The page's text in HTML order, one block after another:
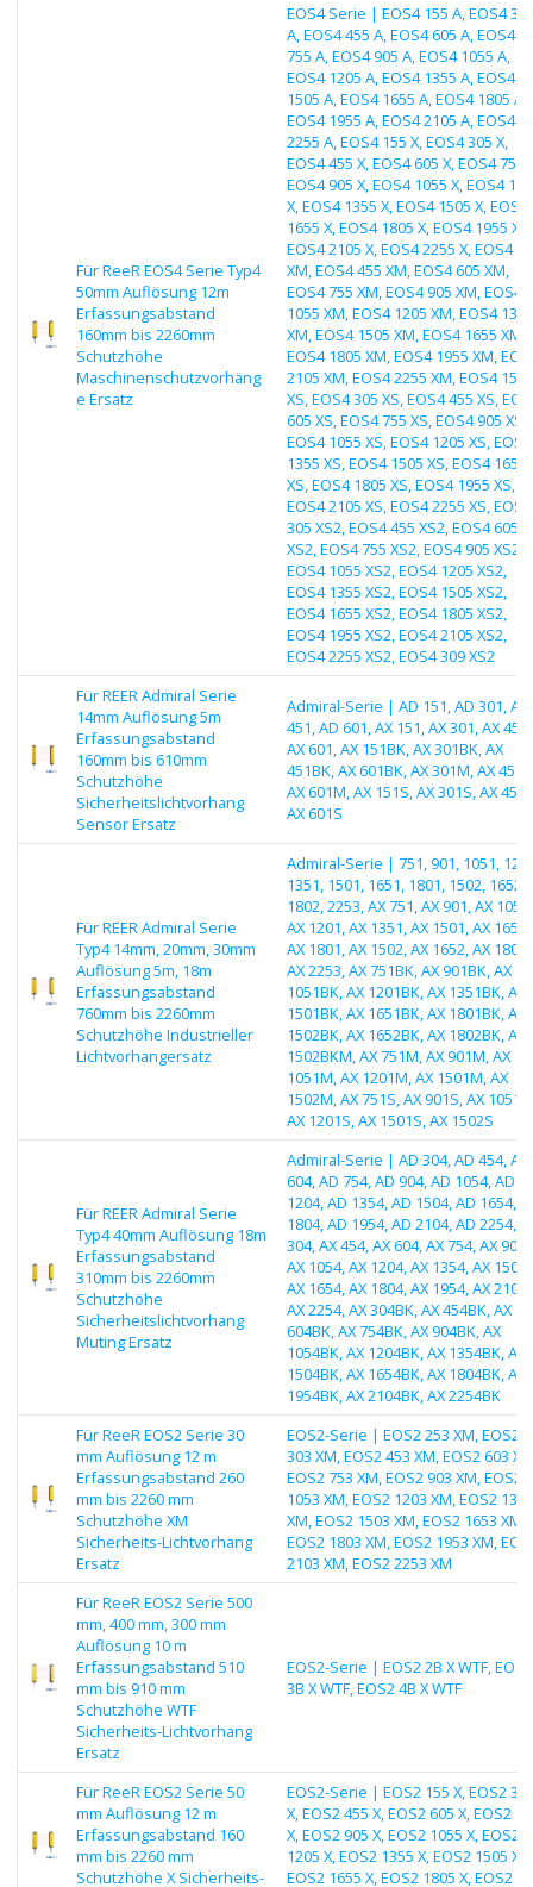
Für ReeR EOS4 Serie Typ4
50mm Auflösung 12m
Erfassungsabstand
160mm bis 2260mm
Schutzhöhe
Maschinenschutzvorhäng
e Ersatz
EOS4 Serie | EOS4 155 A, EOS4
A, EOS4 455 A, EOS4 605 A, EOS4
755 A, EOS4 905 A, EOS4 1055 A,
EOS4 1205 A, EOS4 1355 A, EOS4
1505 A, EOS4 1655 A, EOS4 1805 A,
EOS4 1955 A, EOS4 2105 A, EOS4
2255 A, EOS4 155 X, EOS4 305 X,
EOS4 455 X, EOS4 605 X, EOS4 755
EOS4 905 X, EOS4 1055 X, EOS4
X, EOS4 1355 X, EOS4 1505 X, EOS4
1655 X, EOS4 1805 X, EOS4 1955 X,
EOS4 2105 X, EOS4 2255 X, EOS4
XM, EOS4 455 XM, EOS4 605 XM,
EOS4 755 XM, EOS4 905 XM, EOS4
1055 XM, EOS4 1205 XM, EOS4 1355
XM, EOS4 1505 XM, EOS4 1655 XM,
EOS4 1805 XM, EOS4 1955 XM,
2105 XM, EOS4 2255 XM, EOS4 155
XS, EOS4 305 XS, EOS4 455 XS,
605 XS, EOS4 755 XS, EOS4 905 XS,
EOS4 1055 XS, EOS4 1205 XS, EOS4
1355 XS, EOS4 1505 XS, EOS4 1655
XS, EOS4 1805 XS, EOS4 1955 XS,
EOS4 2105 XS, EOS4 2255 XS, EOS4
305 XS2, EOS4 455 XS2, EOS4 605
XS2, EOS4 755 XS2, EOS4 905 XS2,
EOS4 1055 XS2, EOS4 1205 XS2,
EOS4 1355 XS2, EOS4 1505 XS2,
EOS4 1655 XS2, EOS4 1805 XS2,
EOS4 1955 XS2, EOS4 2105 XS2,
EOS4 2255 XS2, EOS4 309 XS2
Für REER Admiral Serie
14mm Auflösung 5m
Erfassungsabstand
160mm bis 610mm
Schutzhöhe
Sicherheitslichtvorhang
Sensor Ersatz
Admiral-Serie | AD 151, AD 301, AD
451, AD 601, AX 151, AX 301, AX 451,
AX 601, AX 151BK, AX 301BK, AX
451BK, AX 601BK, AX 301M, AX
AX 601M, AX 151S, AX 301S, AX
AX 601S
Für REER Admiral Serie
Typ4 14mm, 20mm, 30mm
Auflösung 5m, 18m
Erfassungsabstand
760mm bis 2260mm
Schutzhöhe Industrieller
Lichtvorhangersatz
Admiral-Serie | 751, 901, 1051,
1351, 1501, 1651, 1801, 1502, 1652,
1802, 2253, AX 751, AX 901, AX 1051,
AX 1201, AX 1351, AX 1501, AX 1651,
AX 1801, AX 1502, AX 1652, AX 1802,
AX 2253, AX 751BK, AX 901BK, AX
1051BK, AX 1201BK, AX 1351BK, AX
1501BK, AX 1651BK, AX 1801BK, AX
1502BK, AX 1652BK, AX 1802BK, AX
1502BKM, AX 751M, AX 901M, AX
1051M, AX 1201M, AX 1501M, AX
1502M, AX 751S, AX 901S, AX 1051S,
AX 1201S, AX 1501S, AX 1502S
Für REER Admiral Serie
Typ4 40mm Auflösung 18m
Erfassungsabstand
310mm bis 2260mm
Schutzhöhe
Sicherheitslichtvorhang
Muting Ersatz
Admiral-Serie | AD 304, AD 454, AD
604, AD 754, AD 904, AD 1054, AD
1204, AD 1354, AD 1504, AD 1654,
1804, AD 1954, AD 2104, AD 2254,
304, AX 454, AX 604, AX 754, AX 904,
AX 1054, AX 1204, AX 1354, AX 1504,
AX 1654, AX 1804, AX 1954, AX 2104,
AX 2254, AX 304BK, AX 454BK, AX
604BK, AX 754BK, AX 904BK, AX
1054BK, AX 1204BK, AX 1354BK, AX
1504BK, AX 1654BK, AX 1804BK, AX
1954BK, AX 2104BK, AX 2254BK
Für ReeR EOS2 Serie 30
mm Auflösung 12 m
Erfassungsabstand 260
mm bis 2260 mm
Schutzhöhe XM
Sicherheits-Lichtvorhang
Ersatz
EOS2-Serie | EOS2 253 XM, EOS2
303 XM, EOS2 453 XM, EOS2 603
EOS2 753 XM, EOS2 903 XM, EOS2
1053 XM, EOS2 1203 XM, EOS2 1353
XM, EOS2 1503 XM, EOS2 1653 XM,
EOS2 1803 XM, EOS2 1953 XM,
2103 XM, EOS2 2253 XM
Für ReeR EOS2 Serie 500
mm, 400 mm, 300 mm
Auflösung 10 m
Erfassungsabstand 510
mm bis 910 mm
Schutzhöhe WTF
Sicherheits-Lichtvorhang
Ersatz
EOS2-Serie | EOS2 2B X WTF, EOS2
3B X WTF, EOS2 4B X WTF
Für ReeR EOS2 Serie 50
mm Auflösung 12 m
Erfassungsabstand 160
mm bis 2260 mm
Schutzhöhe X Sicherheits-
EOS2-Serie | EOS2 155 X, EOS2
X, EOS2 455 X, EOS2 605 X, EOS2
X, EOS2 905 X, EOS2 1055 X, EOS2
1205 X, EOS2 1355 X, EOS2 1505 X,
EOS2 1655 X, EOS2 1805 X, EOS2